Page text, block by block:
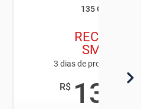
135 CANAIS
RECARGA
SMART
3 dias de programação
R$ 13